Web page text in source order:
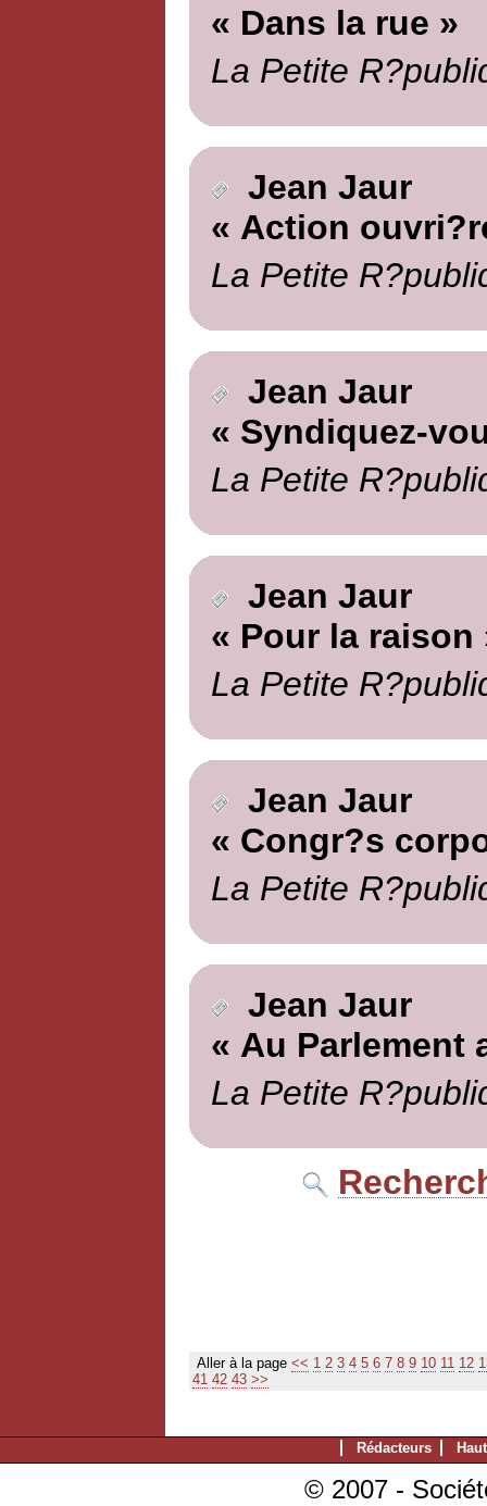
« Dans la rue »
La Petite
Jean Jaur
« Action
La Petite
Jean Jaur
« Syndiquez-
La Petite
Jean Jaur
« Pour la raison
La Petite
Jean Jaur
« Congr?s
La Petite
Jean Jaur
« Au Parlement
La Petite
Aller à la page << 1 2 3 4 5 6 7 8 9 10 11 12
41 42 43 >>
Rédacteurs
© 2007 -